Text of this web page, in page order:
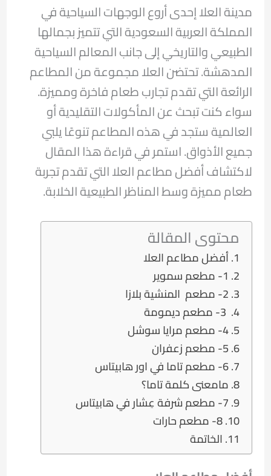
مدينة العلا إحدى أروع الوجهات السياحية في
المملكة العربية السعودية التي تتميز بجمالها
الطبيعي والتاريخي إلى جانب المعالم السياحية
المدهشة. تحتضن العلا مجموعة من المطاعم
الرائعة التي تقدم تجارب طعام فاخرة ومميزة.
سواء كنت تبحث عن المأكولات التقليدية أو
العالمية ستجد في هذه المطاعم تنوعًا يلبي
جميع الأذواق. استمر في قراءة هذا المقال
لاكتشاف أفضل مطاعم العلا التي تقدم تجربة
طعام مميزة وسط المناظر الطبيعية الخلابة.
محتوى المقالة
أفضل مطاعم العلا
1- مطعم سموير
2- مطعم المنشية بلازا
4- مطعم مرايا سوشل
5- مطعم زعفران
6- مطعم تاما في اور هابيتاس
مامعنى كلمة تاما؟
7- مطعم شرفة عِشار في هابيتاس
8- مطعم حارات
الخاتمة